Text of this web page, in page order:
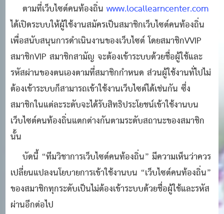
ตามที่เว็บไซต์คนท้องถิ่นwww.locallearncenter.com
ได้เปิดระบบให้ผู้ใช้งานสมัครเป็นสมาชิกเว็บไซต์คนท้องถิ่น
เพื่อสนับสนุนการดำเนินงานของเว็บไซต์ โดยสมาชิกVVIP
สมาชิกVIP สมาชิกสามัญ จะต้องเข้าระบบด้วยชื่อผู้ใช้และ
รหัสผ่านของตนเองตามที่สมาชิกกำหนด ส่วนผู้ใช้งานทั่ไปไม่
ต้องเข้าระบบก็สามารถเข้าใช้งานเว็บไซต์ได้เช่นกัน ซึ่ง
สมาชิกในแต่ละระดับจะได้รับสิทธิประโยชน์เข้าใช้งานบน
เว็บไซต์คนท้องถิ่นแตกต่างกันตามระดับสถานะของสมาชิก
นั้น
บัดนี้ “ทีมวิชาการเว็บไซต์คนท้องถิ่น” มีความเห็นว่าควร
เปลี่ยนแปลงนโยบายการเข้าใช้งานบน “เว็บไซต์คนท้องถิ่น”
ของสมาชิกทุกระดับเป็นไม่ต้องเข้าระบบด้วยชื่อผู้ใช้และรหัส
ผ่านอีกต่อไป